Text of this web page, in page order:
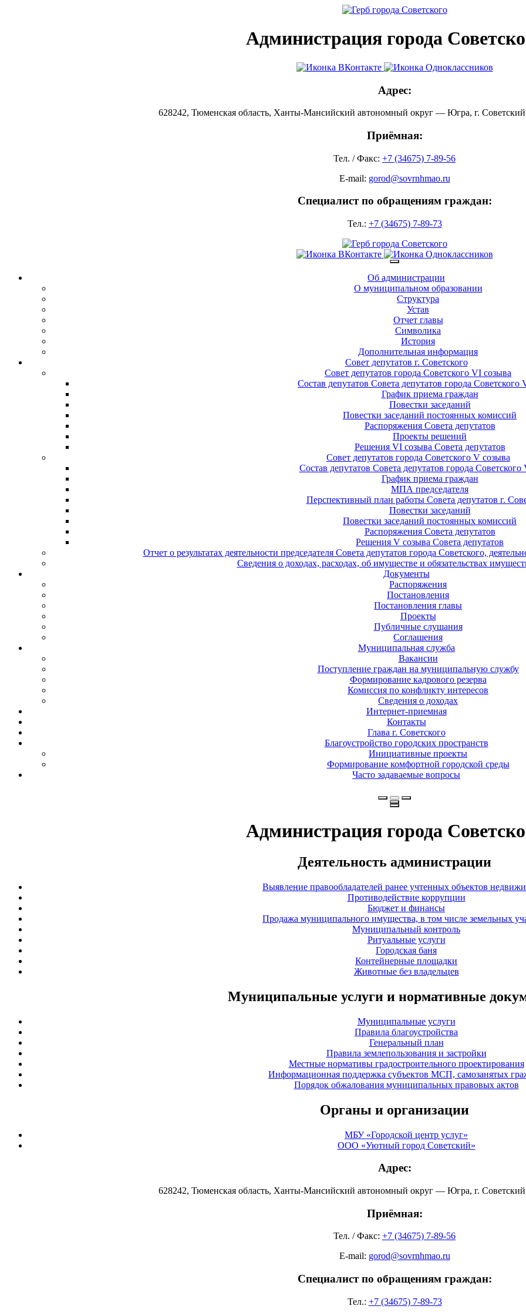
Администрация города
Адрес:
628242, Тюменская область, Ханты-Мансийский автономный округ — Югра, г.
Приёмная:
Тел. / Факс: +7 (34675) 7-89-56
E-mail: gorod@sovrnhmao.ru
Специалист по обращениям граждан:
Тел.: +7 (34675) 7-89-73
Об администрации
О муниципальном образовании
Структура
Устав
Отчет главы
Символика
История
Дополнительная информация
Совет депутатов г. Советского
Совет депутатов города Советского VI созыва
Состав депутатов Совета депутатов города Советского
График приема граждан
Повестки заседаний
Повестки заседаний постоянных комиссий
Распоряжения Совета депутатов
Проекты решений
Решения VI созыва Совета депутатов
Совет депутатов города Советского V созыва
Состав депутатов Совета депутатов города Советского
График приема граждан
МПА председателя
Перспективный план работы Совета депутатов г.
Повестки заседаний
Повестки заседаний постоянных комиссий
Распоряжения Совета депутатов
Решения V созыва Совета депутатов
Отчет о результатах деятельности председателя Совета депутатов города Советского,
Сведения о доходах, расходах, об имуществе и обязательствах
Документы
Распоряжения
Постановления
Постановления главы
Проекты
Публичные слушания
Соглашения
Муниципальная служба
Вакансии
Поступление граждан на муниципальную службу
Формирование кадрового резерва
Комиссия по конфликту интересов
Сведения о доходах
Интернет-приемная
Контакты
Глава г. Советского
Благоустройство городских пространств
Инициативные проекты
Формирование комфортной городской среды
Часто задаваемые вопросы
Администрация города
Деятельность администрации
Выявление правообладателей ранее учтенных объектов
Противодействие коррупции
Бюджет и финансы
Продажа муниципального имущества, в том числе земельных
Муниципальный контроль
Ритуальные услуги
Городская баня
Контейнерные площадки
Животные без владельцев
Муниципальные услуги и нормативные
Муниципальные услуги
Правила благоустройства
Генеральный план
Правила землепользования и застройки
Местные нормативы градостроительного проектирования
Информационная поддержка субъектов МСП, самозанятых
Порядок обжалования муниципальных правовых актов
Органы и организации
МБУ «Городской центр услуг»
ООО «Уютный город Советский»
Адрес:
628242, Тюменская область, Ханты-Мансийский автономный округ — Югра, г.
Приёмная:
Тел. / Факс: +7 (34675) 7-89-56
E-mail: gorod@sovrnhmao.ru
Специалист по обращениям граждан:
Тел.: +7 (34675) 7-89-73